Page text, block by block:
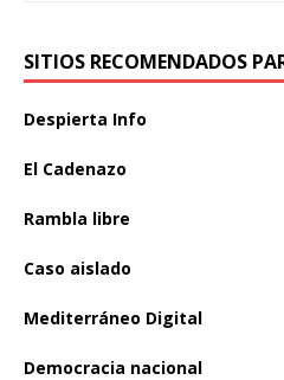
SITIOS RECOMENDADOS
Despierta Info
El Cadenazo
Rambla libre
Caso aislado
Mediterráneo Digital
Democracia nacional